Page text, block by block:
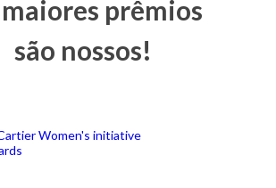
prêmios
são nossos!